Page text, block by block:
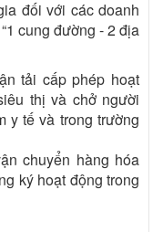
đối với các doanh
cung đường - 2 địa
tải cấp phép hoạt
thị và chở người
y tế và trong trường
chuyển hàng hóa
ký hoạt động trong